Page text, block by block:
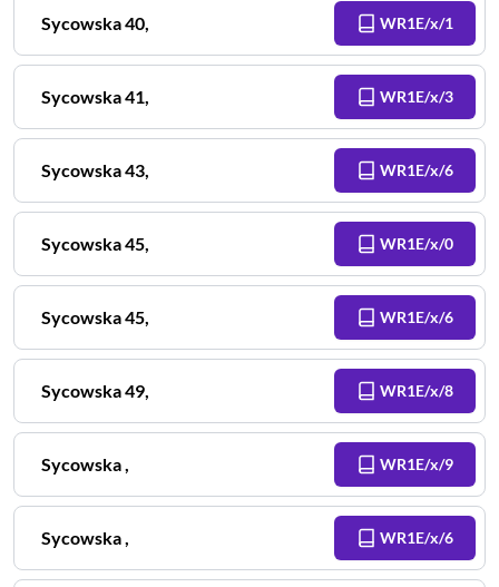
Sycowska40, WR1E/x/1
Sycowska41, WR1E/x/3
Sycowska43, WR1E/x/6
Sycowska45, WR1E/x/0
Sycowska45, WR1E/x/6
Sycowska49, WR1E/x/8
Sycowska, WR1E/x/9
Sycowska, WR1E/x/6